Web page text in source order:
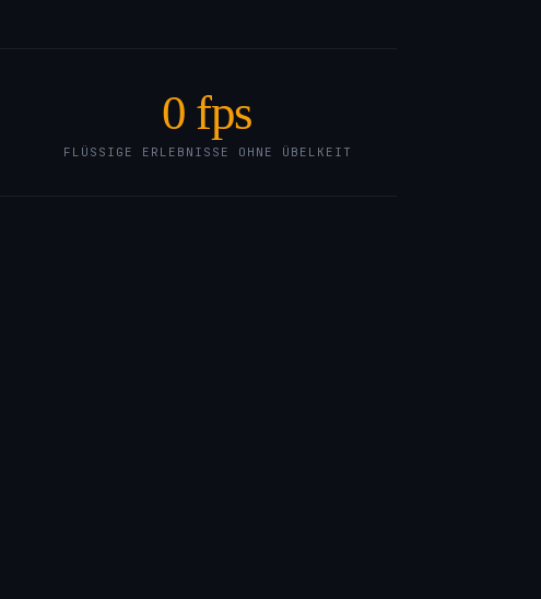
0 fps
FLÜSSIGE ERLEBNISSE OHNE ÜBELKEIT